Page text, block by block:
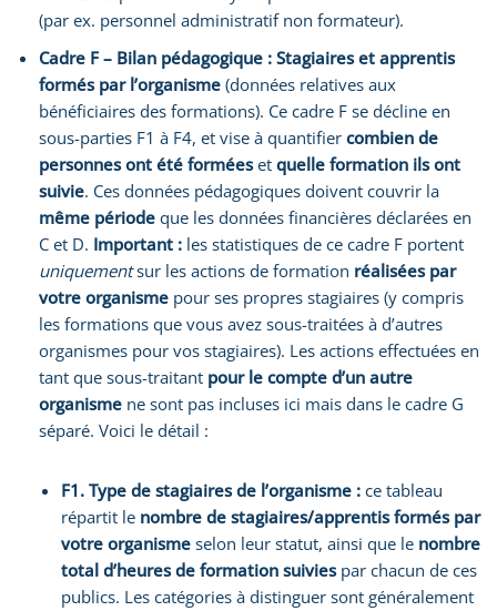
(par ex. personnel administratif non formateur).
Cadre F – Bilan pédagogique : Stagiaires et apprentis
formés par l’organisme (données relatives aux
bénéficiaires des formations). Ce cadre F se décline en
sous-parties F1 à F4, et vise à quantifier combien de
personnes ont été forméeset quelle formation ils ont
suivie. Ces données pédagogiques doivent couvrir la
même période que les données financières déclarées en
C et D. Important : les statistiques de ce cadre F portent
uniquementsur les actions de formation réalisées par
votre organisme pour ses propres stagiaires (y compris
les formations que vous avez sous-traitées à d’autres
organismes pour vos stagiaires). Les actions effectuées en
tant que sous-traitant pour le compte d’un autre
organisme ne sont pas incluses ici mais dans le cadre G
séparé. Voici le détail :
F1. Type de stagiaires de l’organisme : ce tableau
répartit le nombre de stagiaires/apprentis formés par
votre organisme selon leur statut, ainsi que le nombre
total d’heures de formation suiviespar chacun de ces
publics. Les catégories à distinguer sont généralement